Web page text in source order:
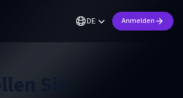
DE Anmelden